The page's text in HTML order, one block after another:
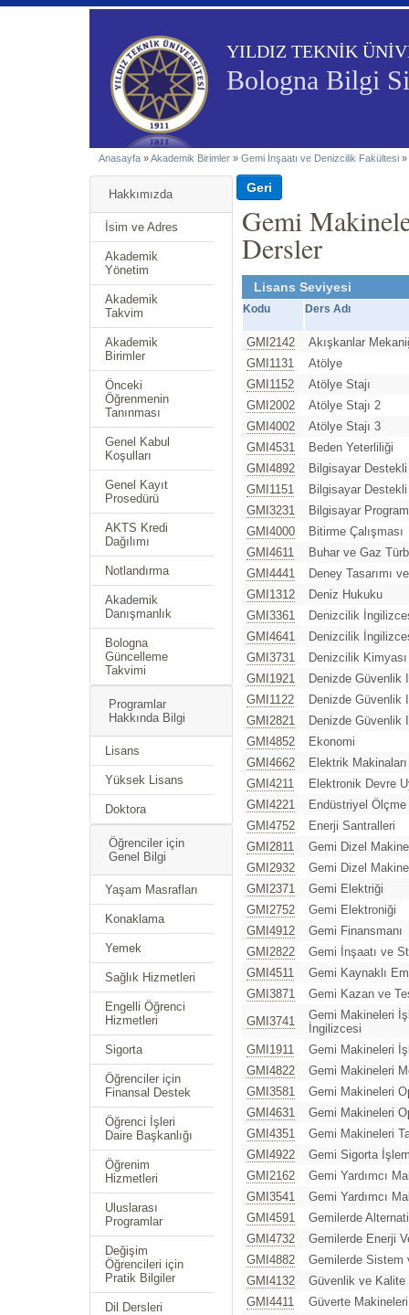
YILDIZ TEKNİK
Bologna Bilgi
Anasayfa »Akademik Birimler » Gemi İnşaatı ve Denizcilik Fakültesi »
Hakkımızda
İsim ve Adres
Akademik
Yönetim
Akademik
Takvim
Akademik
Birimler
Önceki
Öğrenmenin
Tanınması
Genel Kabul
Koşulları
Genel Kayıt
Prosedürü
AKTS Kredi
Dağılımı
Notlandırma
Akademik
Danışmanlık
Bologna
Güncelleme
Takvimi
Programlar
Hakkında Bilgi
Lisans
Yüksek Lisans
Doktora
Öğrenciler için
Genel Bilgi
Yaşam Masrafları
Konaklama
Yemek
Sağlık Hizmetleri
Engelli Öğrenci
Hizmetleri
Sigorta
Öğrenciler için
Finansal Destek
Öğrenci İşleri
Daire Başkanlığı
Öğrenim
Hizmetleri
Uluslarası
Programlar
Değişim
Öğrencileri için
Pratik Bilgiler
Dil Dersleri
Gemi
Dersler
Lisans Seviyesi
Kodu Ders Adı
GMI2142
Akışkanlar
GMI1131
Atölye
GMI1152
Atölye Stajı
GMI2002
Atölye Stajı 2
GMI4002
Atölye Stajı 3
GMI4531
Beden Yeterliliği
GMI4892
Bilgisayar Destekli
GMI1151
Bilgisayar
GMI3231
Bilgisayar
GMI4000
Bitirme Çalışması
GMI4611
Buhar ve Gaz
GMI4441
Deney Tasarımı
GMI1312
Deniz Hukuku
GMI3361
Denizcilik
GMI4641
Denizcilik
GMI3731
Denizcilik Kimyası
GMI1921
Denizde Güvenlik I
GMI1122
Denizde Güvenlik
GMI2821
Denizde Güvenlik
GMI4852
Ekonomi
GMI4662
Elektrik Makinaları
GMI4211
Elektronik Devre
GMI4221
Endüstriyel
GMI4752
Enerji Santralleri
GMI2811
Gemi Dizel
GMI2932
Gemi Dizel
GMI2371
Gemi Elektriği
GMI2752
Gemi Elektroniği
GMI4912
Gemi Finansmanı
GMI2822
Gemi İnşaatı ve
GMI4511
Gemi Kaynaklı
GMI3871
Gemi Kazan ve
GMI3741
Gemi Makineleri
İngilizcesi
GMI1911
Gemi Makineleri
GMI4822
Gemi Makineleri
GMI3581
Gemi Makineleri
GMI4631
Gemi Makineleri
GMI4351
Gemi Makineleri
GMI4922
Gemi Sigorta
GMI2162
Gemi Yardımcı
GMI3541
Gemi Yardımcı
GMI4591
Gemilerde
GMI4732
Gemilerde Enerji
GMI4882
Gemilerde Sistem
GMI4132
Güvenlik ve Kalite
GMI4411
Güverte Makineleri